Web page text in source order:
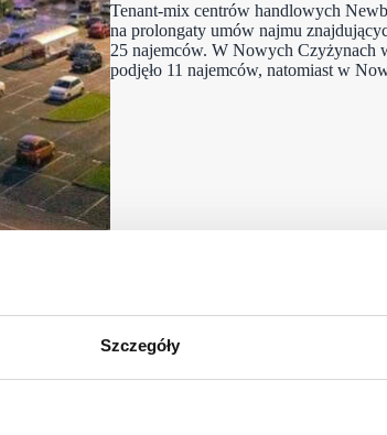
Szczegóły
Tenant-mix centrów handlowych
na prolongaty umów najmu
25 najemców. W Nowych Czyżynach
podjęło 11 najemców, natomiast w